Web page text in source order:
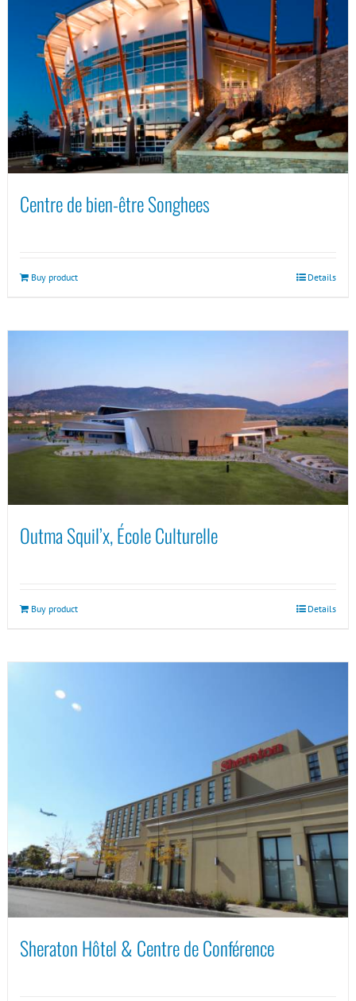
Centre de bien-être Songhees
Buy product Details
Outma Squil’x, École Culturelle
Buy product Details
Sheraton Hôtel & Centre de Conférence